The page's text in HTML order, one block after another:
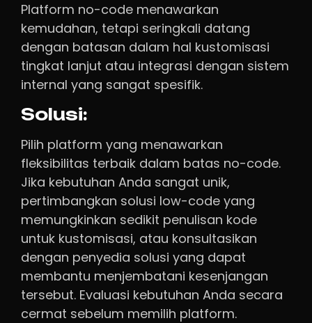
Platform no-code menawarkan
kemudahan, tetapi seringkali datang
dengan batasan dalam hal kustomisasi
tingkat lanjut atau integrasi dengan sistem
internal yang sangat spesifik.
Solusi:
Pilih platform yang menawarkan
fleksibilitas terbaik dalam batas no-code.
Jika kebutuhan Anda sangat unik,
pertimbangkan solusi low-code yang
memungkinkan sedikit penulisan kode
untuk kustomisasi, atau konsultasikan
dengan penyedia solusi yang dapat
membantu menjembatani kesenjangan
tersebut. Evaluasi kebutuhan Anda secara
cermat sebelum memilih platform.